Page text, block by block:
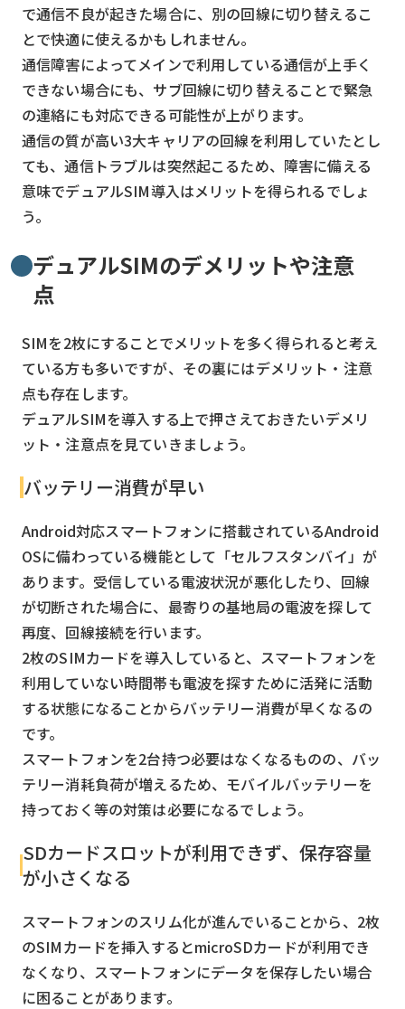
で通信不良が起きた場合に、別の回線に切り替えるこ
とで快適に使えるかもしれません。
通信障害によってメインで利用している通信が上手く
できない場合にも、サブ回線に切り替えることで緊急
の連絡にも対応できる可能性が上がります。
通信の質が高い3大キャリアの回線を利用していたとし
ても、通信トラブルは突然起こるため、障害に備える
意味でデュアルSIM導入はメリットを得られるでしょ
う。
デュアルSIMのデメリットや注意
点
SIMを2枚にすることでメリットを多く得られると考え
ている方も多いですが、その裏にはデメリット・注意
点も存在します。
デュアルSIMを導入する上で押さえておきたいデメリ
ット・注意点を見ていきましょう。
バッテリー消費が早い
Android対応スマートフォンに搭載されているAndroid
OSに備わっている機能として「セルフスタンバイ」が
あります。受信している電波状況が悪化したり、回線
が切断された場合に、最寄りの基地局の電波を探して
再度、回線接続を行います。
2枚のSIMカードを導入していると、スマートフォンを
利用していない時間帯も電波を探すために活発に活動
する状態になることからバッテリー消費が早くなるの
です。
スマートフォンを2台持つ必要はなくなるものの、バッ
テリー消耗負荷が増えるため、モバイルバッテリーを
持っておく等の対策は必要になるでしょう。
SDカードスロットが利用できず、保存容量
が小さくなる
スマートフォンのスリム化が進んでいることから、2枚
のSIMカードを挿入するとmicroSDカードが利用でき
なくなり、スマートフォンにデータを保存したい場合
に困ることがあります。